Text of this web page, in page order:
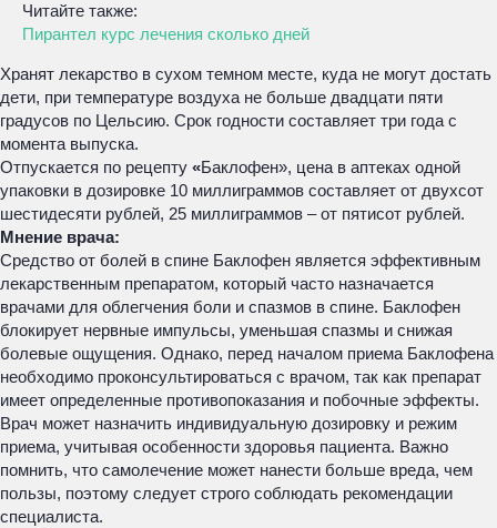
Читайте также:
Пирантел курс лечения сколько дней
Хранят лекарство в сухом темном месте, куда не могут достать
дети, при температуре воздуха не больше двадцати пяти
градусов по Цельсию. Срок годности составляет три года с
момента выпуска.
Отпускается по рецепту «Баклофен», цена в аптеках одной
упаковки в дозировке 10 миллиграммов составляет от двухсот
шестидесяти рублей, 25 миллиграммов – от пятисот рублей.
Мнение врача:
Средство от болей в спине Баклофен является эффективным
лекарственным препаратом, который часто назначается
врачами для облегчения боли и спазмов в спине. Баклофен
блокирует нервные импульсы, уменьшая спазмы и снижая
болевые ощущения. Однако, перед началом приема Баклофена
необходимо проконсультироваться с врачом, так как препарат
имеет определенные противопоказания и побочные эффекты.
Врач может назначить индивидуальную дозировку и режим
приема, учитывая особенности здоровья пациента. Важно
помнить, что самолечение может нанести больше вреда, чем
пользы, поэтому следует строго соблюдать рекомендации
специалиста.